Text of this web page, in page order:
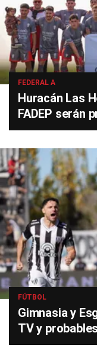
FEDERAL A
Huracán Las
FADEP serán
FÚTBOL
Gimnasia y
TV y